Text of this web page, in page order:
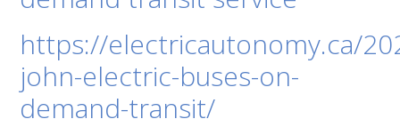
https://electricautonomy.ca/
john-electric-buses-on-
demand-transit/